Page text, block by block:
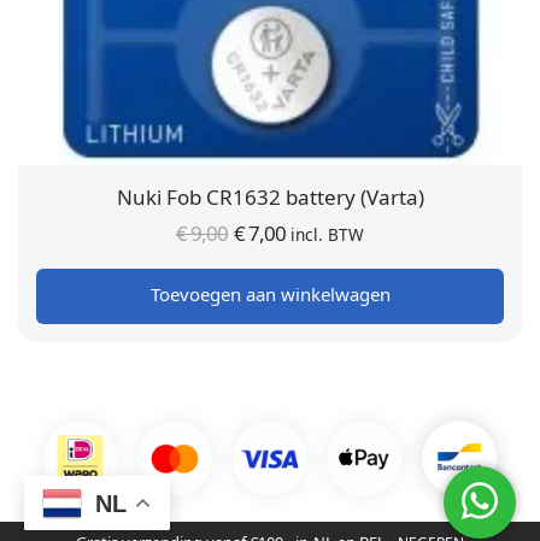
Nuki Fob CR1632 battery (Varta)
€9,00Oorspronkelijke
prijs was:
€ 9,00.
€7,00Huidige
prijs is:
€ 7,00.
incl. BTW
Toevoegen aan winkelwagen
© SmartHome365 | 2016 - 2026
NL